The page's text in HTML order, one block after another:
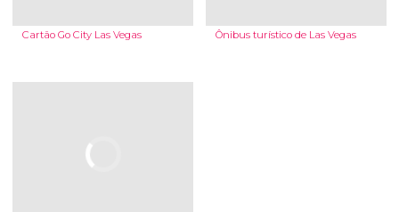
Cartão Go City Las Vegas Ônibus turístico de Las Vegas